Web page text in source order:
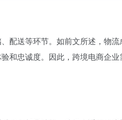
配送等环节。如前文所述，物
和忠诚度。因此，跨境电商企